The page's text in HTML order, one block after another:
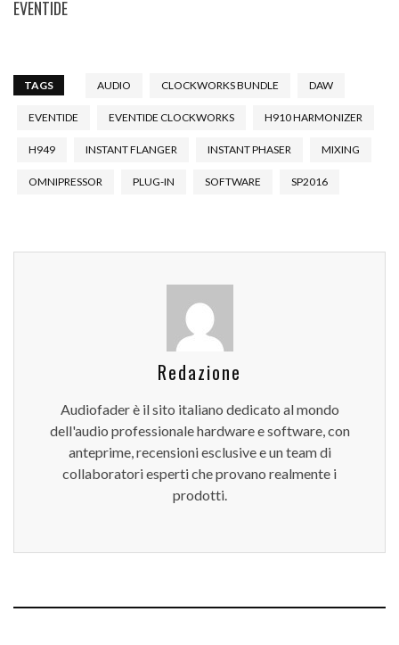
EVENTIDE
TAGS AUDIO CLOCKWORKS BUNDLE DAW
EVENTIDE EVENTIDE CLOCKWORKS H910 HARMONIZER
H949 INSTANT FLANGER INSTANT PHASER MIXING
OMNIPRESSOR PLUG-IN SOFTWARE SP2016
Redazione
Audiofader è il sito italiano dedicato al mondo
dell'audio professionale hardware e software, con
anteprime, recensioni esclusive e un team di
collaboratori esperti che provano realmente i
prodotti.